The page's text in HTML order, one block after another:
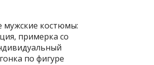
мужские костюмы:
примерка со
по фигуре